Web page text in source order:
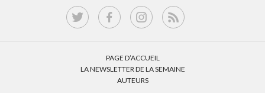
PAGE D’ACCUEIL
LA NEWSLETTER DE LA SEMAINE
AUTEURS